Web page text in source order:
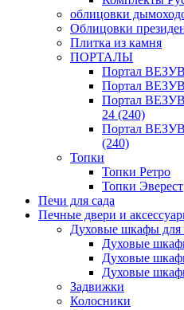
облицовки
Облицовки
Плитка из камня
ПОРТАЛЫ
Портал
Портал
Портал
24 (240)
Портал
(240)
Топки
Топки Ретро
Топки Эверест
Печи для сада
Печные двери и
Духовые шкафы для
Духовые
Духовые
Духовые
Задвижки
Колосники